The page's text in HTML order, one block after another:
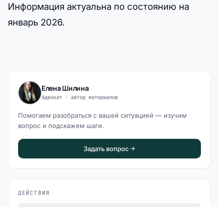
Информация актуальна по состоянию на
январь 2026.
Елена Шилина
Адвокат · автор материалов
Помогаем разобраться с вашей ситуацией — изучим
вопрос и подскажем шаги.
Задать вопрос
ДЕЙСТВИЯ